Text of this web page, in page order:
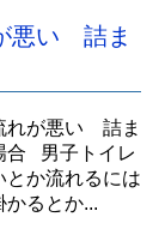
悪い 詰ま
れが悪い 詰ま
合 男子トイレ
とか流れるには
かるとか...